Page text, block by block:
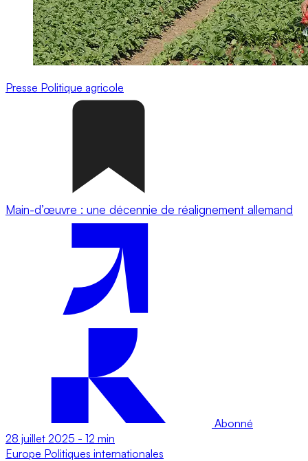
Presse Politique agricole
Main-d’œuvre : une décennie de réalignement allemand
Abonné
28 juillet 2025 - 12 min
Europe Politiques internationales